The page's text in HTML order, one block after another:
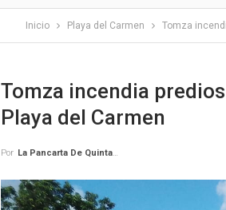
Inicio Playa del Carmen Tomza
Tomza incendia
Playa del Carmen
Por La Pancarta De Quintana Roo